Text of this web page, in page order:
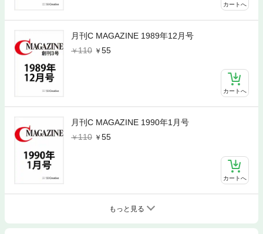
カートへ
月刊C MAGAZINE 1989年12月号
110
55
カートへ
月刊C MAGAZINE 1990年1月号
110
55
カートへ
もっと見る